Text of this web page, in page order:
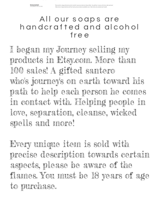
All our soaps are
handcrafted and alcohol
free
I began my Journey selling my
products in Etsy.com. More than
100 sales! A gifted santero
who's journey's on earth toward his
path to help each person he comes
in contact with. Helping people in
love, separation, cleanse, wicked
spells and more!
Every unique item is sold with
precise description towards certain
aspects, please be aware of the
flames. You must be 18 years of age
to purchase.